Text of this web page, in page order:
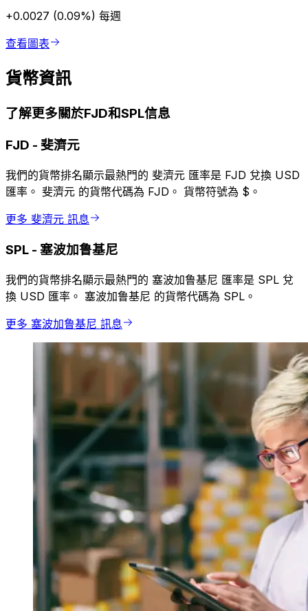
+0.0027 (0.09%) 每週
查看圖表
貨幣資訊
了解更多關於FJD和SPL信息
FJD - 斐濟元
我們的貨幣排名顯示最熱門的 斐濟元 匯率是 FJD 兌換 USD
匯率。 斐濟元 的貨幣代碼為 FJD。 貨幣符號為 $。
更多 斐濟元 訊息
SPL - 塞波加鲁基尼
我們的貨幣排名顯示最熱門的 塞波加鲁基尼 匯率是 SPL 兌
換 USD 匯率。 塞波加鲁基尼 的貨幣代碼為 SPL。
更多 塞波加鲁基尼 訊息